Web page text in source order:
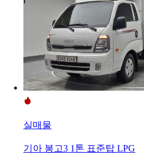
실매물
기아 봉고3 1톤 표준탑 LPG